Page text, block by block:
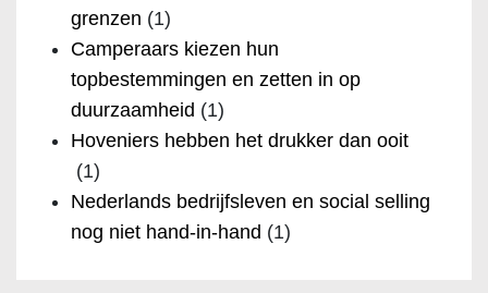
grenzen (1)
Camperaars kiezen hun
topbestemmingen en zetten in op
duurzaamheid (1)
Hoveniers hebben het drukker dan ooit
(1)
Nederlands bedrijfsleven en social selling
nog niet hand-in-hand (1)